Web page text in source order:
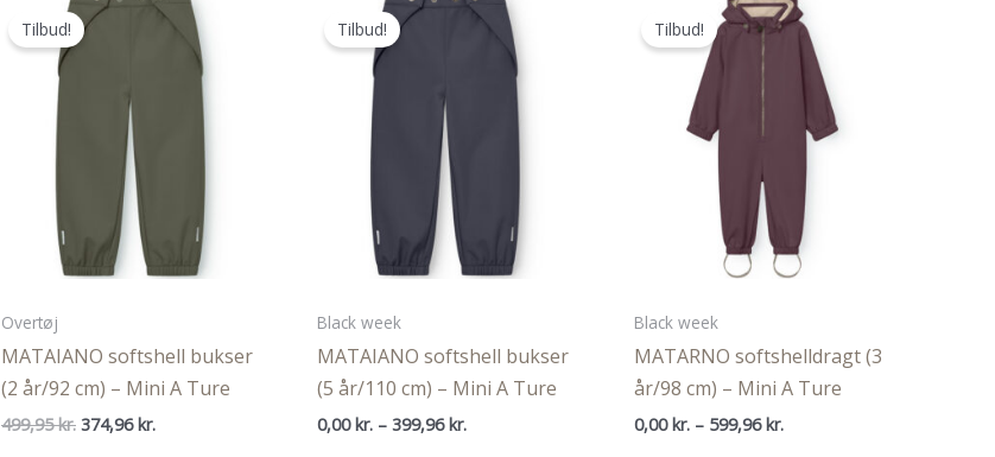
Tilbud!
Overtøj
MATAIANO softshell bukser
(2 år/92 cm) – Mini A Ture
499,95kr. Den
374,96kr.
Tilbud!
Black week
MATAIANO softshell bukser
(5 år/110 cm) – Mini A Ture
0,00kr. – 399,96kr.
Tilbud!
Black week
MATARNO softshelldragt (3
år/98 cm) – Mini A Ture
0,00kr. – 599,96kr.Prisinterval: